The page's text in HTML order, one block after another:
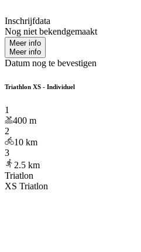
Inschrijfdata
Nog niet bekendgemaakt
Meer info
Meer info
Datum nog te bevestigen
Triathlon XS - Individuel
1
400 m
2
10 km
3
2.5 km
Triatlon
XS Triatlon